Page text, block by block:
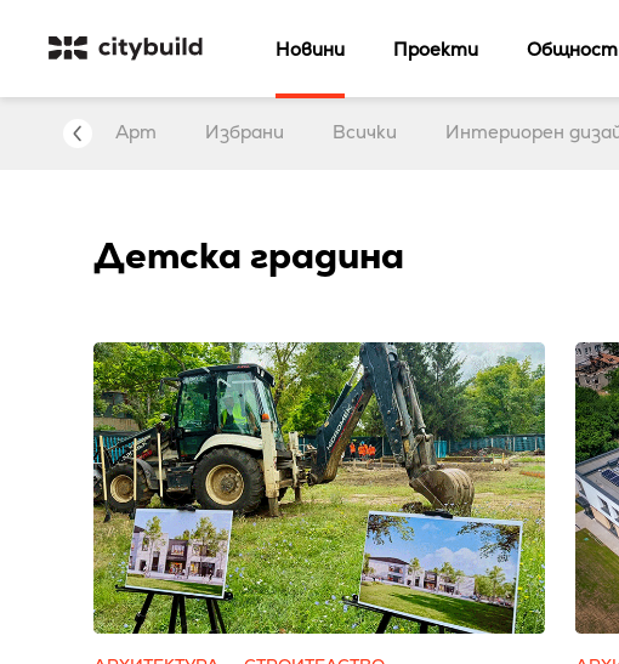
Новини Проекти Общност
Арт Избрани Всички Интериорен
Детска градина